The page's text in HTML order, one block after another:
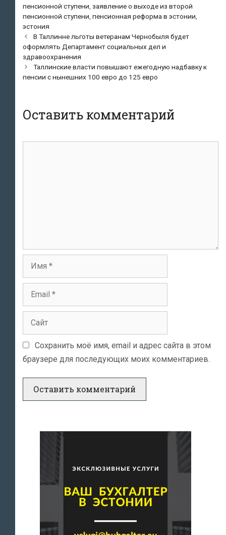
пенсионной ступени заявление о выходе из второй
пенсионной ступени пенсионная реформа в эстонии
эстония
Навигация
по
записям
В Таллинне льготы ветеранам Чернобыля будет
оформлять Департамент социальных дел и
здравоохранения
Таллинские власти повышают ежегодную надбавку к
пенсии с нынешних 100 евро до 125 евро
Оставить комментарий
Сохранить моё имя, email и адрес сайта в этом
браузере для последующих моих комментариев.